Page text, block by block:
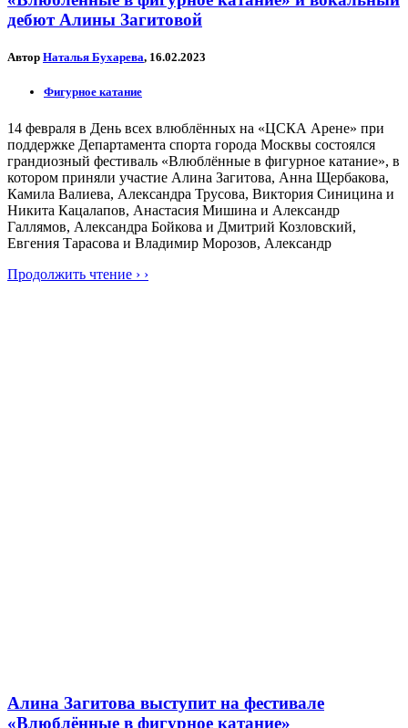
дебют Алины Загитовой
Автор Наталья Бухарева, 16.02.2023
Фигурное катание
14 февраля в День всех влюблённых на «ЦСКА Арене» при
поддержке Департамента спорта города Москвы состоялся
грандиозный фестиваль «Влюблённые в фигурное катание», в
котором приняли участие Алина Загитова, Анна Щербакова,
Камила Валиева, Александра Трусова, Виктория Синицина и
Никита Кацалапов, Анастасия Мишина и Александр
Галлямов, Александра Бойкова и Дмитрий Козловский,
Евгения Тарасова и Владимир Морозов, Александр
Продолжить чтение › ›
Алина Загитова выступит на фестивале
«Влюблённые в фигурное катание»